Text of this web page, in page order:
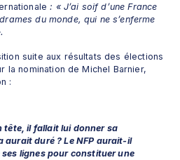
: « J’ai soif d’une France
du monde, qui ne s’enferme
suite aux résultats des élections
la nomination de Michel Barnier,
:
tête, il fallait lui donner sa
aurait duré ? Le NFP aurait-il
ses lignes pour constituer une